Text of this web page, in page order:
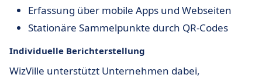
Erfassung über mobile Apps und Webseiten
Stationäre Sammelpunkte durch QR-Codes
Individuelle Berichterstellung
WizVille unterstützt Unternehmen dabei,